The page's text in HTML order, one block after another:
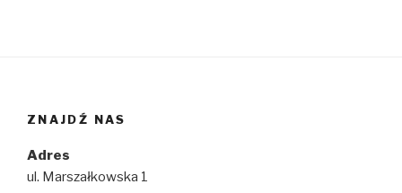
ZNAJDŹ NAS
Adres
ul. Marszałkowska 1